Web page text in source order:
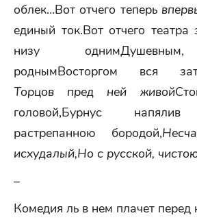
облек…Вот отчего теперь
единый ток.Вот отчего
низу
роднымВосторгом вся
Торцов пред ней живой
головой,Бурнус напялив
растрепанною бородой,
исхудалый,Но с русской,
–
Комедия ль в нем плачет перед